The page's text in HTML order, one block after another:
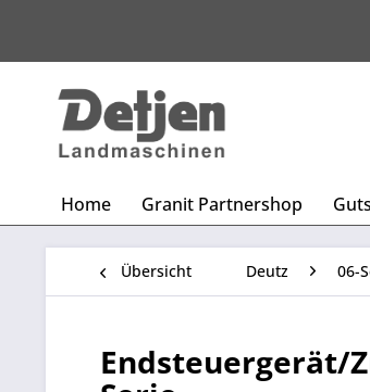
Home Granit Partnershop
Übersicht Deutz 06-
Endsteuergerät/